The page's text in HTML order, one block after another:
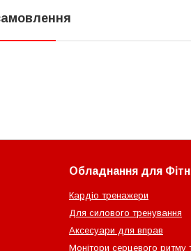
Обладнання для
Кардіо тренажери
Для силового тренування
Аксесуари для вправ
Монітори серцевого ритму